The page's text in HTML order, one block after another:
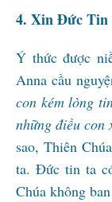
4. Xin Đức Tin
Ý thức được
Anna cầu
con kém lòng
những điều con
sao, Thiên
ta. Đức tin ta
Chúa không